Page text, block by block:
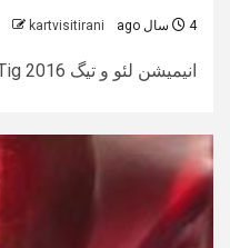
4 سال ago kartvisitirani
انیمیشن لئو و تیگ Leo and Tig 2016